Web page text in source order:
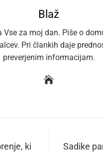
Blaž
za moj dan. Piše o
Pri člankih daje
preverjenim informacijam.
ki
Sadike